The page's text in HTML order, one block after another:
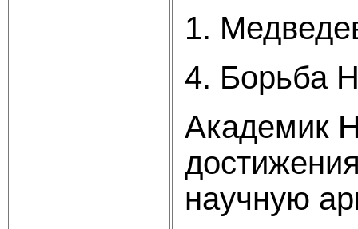
1.
4. Борьба
Академик
научную